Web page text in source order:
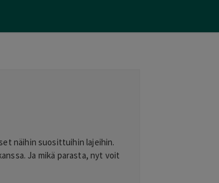
näihin suosittuihin lajeihin.
Ja mikä parasta, nyt voit